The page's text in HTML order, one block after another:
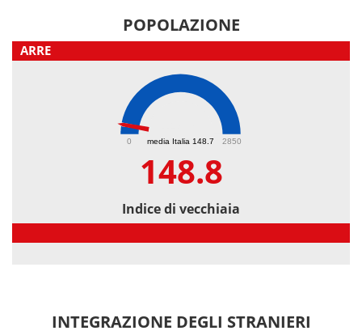
POPOLAZIONE
ARRE
media Italia 148.7
0 2850
148.8
Indice di vecchiaia
INTEGRAZIONE DEGLI STRANIERI